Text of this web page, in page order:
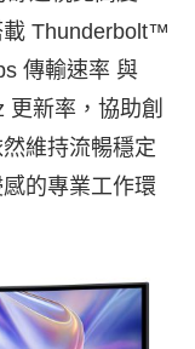
載 Thunderbolt™
傳輸速率 與
新率，協助創
維持流暢穩定
的專業工作環